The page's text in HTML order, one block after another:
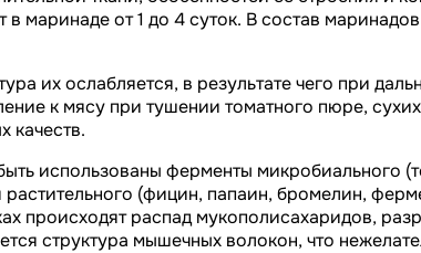
от 1 до 4 суток. В состав
их ослабляется, в результате чего при
к мясу при тушении томатного пюре,
качеств.
использованы ферменты
(фицин, папаин, бромелин,
происходят распад мукополисахаридов,
структура мышечных волокон, что